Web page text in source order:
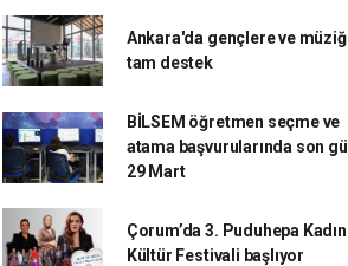
Ankara'da gençlere ve
tam destek
BİLSEM öğretmen seçme ve
atama başvurularında son
29 Mart
Çorum’da 3. Puduhepa Kadın
Kültür Festivali başlıyor